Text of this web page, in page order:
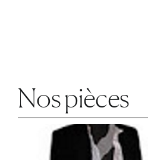
Nos pièces